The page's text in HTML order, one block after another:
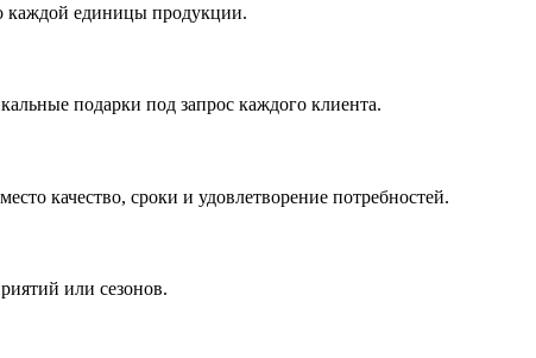
каждой единицы продукции.
подарки под запрос каждого клиента.
качество, сроки и удовлетворение потребностей.
или сезонов.